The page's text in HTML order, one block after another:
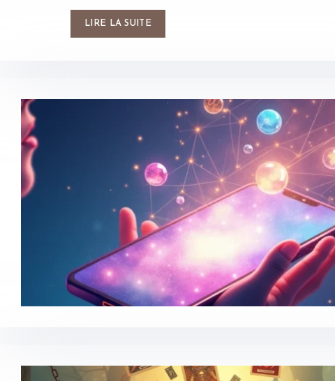
LIRE LA SUITE